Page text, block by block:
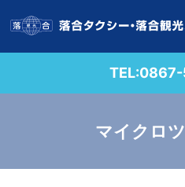
TEL:
マイクロ